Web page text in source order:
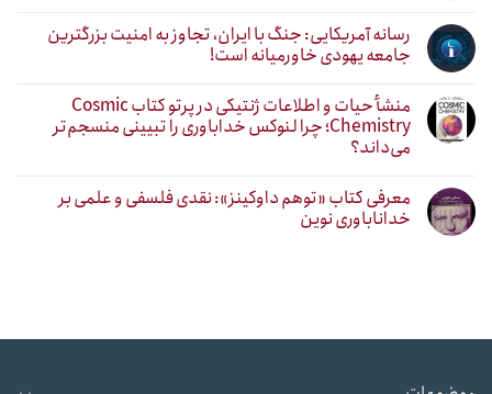
رسانه آمریکایی: جنگ با ایران، تجاوز به امنیت بزرگترین
جامعه یهودی خاورمیانه است!
منشأ حیات و اطلاعات ژنتیکی در پرتو کتاب Cosmic
Chemistry؛ چرا لنوکس خداباوری را تبیینی منسجم‌تر
می‌داند؟
معرفی کتاب «توهم داوکینز»: نقدی فلسفی و علمی بر
خداناباوری نوین